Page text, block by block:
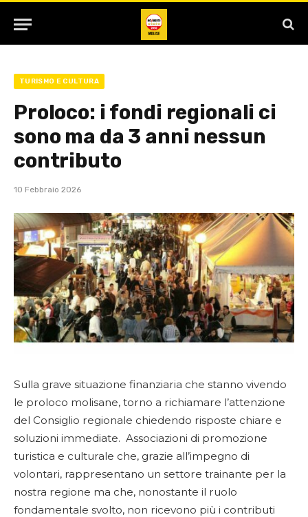
TURISMO E CULTURA
Proloco: i fondi regionali ci
sono ma da 3 anni nessun
contributo
10 Febbraio 2026
Sulla grave situazione finanziaria che stanno vivendo
le proloco molisane, torno a richiamare l’attenzione
del Consiglio regionale chiedendo risposte chiare e
soluzioni immediate. Associazioni di promozione
turistica e culturale che, grazie all’impegno di
volontari, rappresentano un settore trainante per la
nostra regione ma che, nonostante il ruolo
fondamentale svolto, non ricevono più i contributi